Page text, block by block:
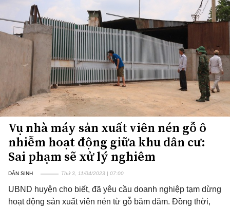
Vụ nhà máy sản xuất viên nén gỗ ô
nhiễm hoạt động giữa khu dân cư:
Sai phạm sẽ xử lý nghiêm
DÂN SINH Thứ 3, 11/04/2023 | 07:00
UBND huyện cho biết, đã yêu cầu doanh nghiệp tạm dừng
hoạt động sản xuất viên nén từ gỗ băm dăm. Đồng thời,